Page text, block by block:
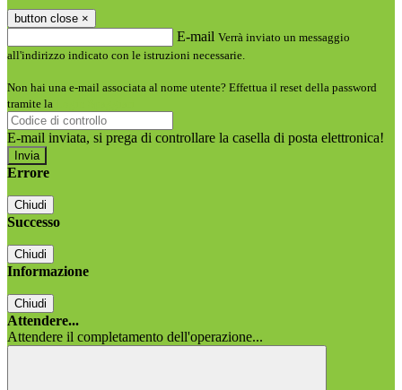
button close ×
E-mail Verrà inviato un messaggio
all'indirizzo indicato con le istruzioni necessarie.
Non hai una e-mail associata al nome utente? Effettua il reset della password
tramite la
E-mail inviata, si prega di controllare la casella di posta elettronica!
Errore
Chiudi
Successo
Chiudi
Informazione
Chiudi
Attendere...
Attendere il completamento dell'operazione...